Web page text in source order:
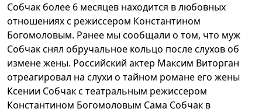
Собчак более 6 месяцев находится в любовных
отношениях с режиссером Константином
Богомоловым. Ранее мы сообщали о том, что муж
Собчак снял обручальное кольцо после слухов об
измене жены. Российский актер Максим Виторган
отреагировал на слухи о тайном романе его жены
Ксении Собчак с театральным режиссером
Константином Богомоловым Сама Собчак в